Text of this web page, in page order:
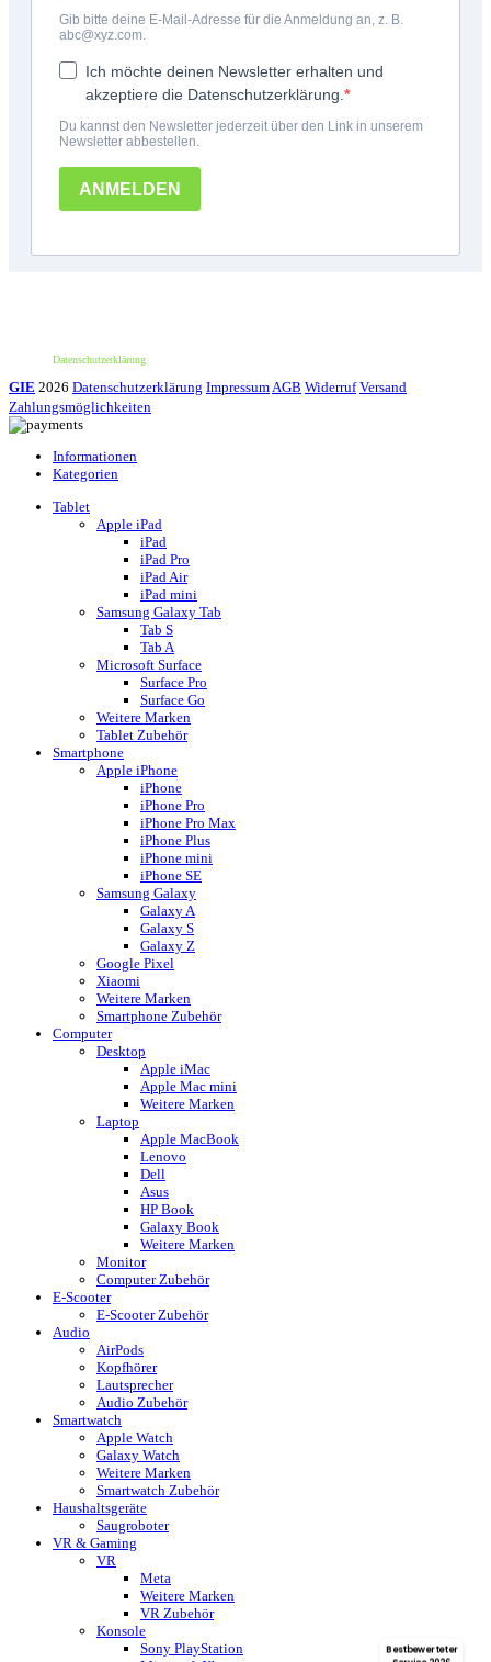
Datenschutzerklärung
GIE 2026 Datenschutzerklärung ImpressumAGB Widerruf Versand
Zahlungsmöglichkeiten
Bestbewerteter
Informationen
Kategorien
Tablet
Apple iPad
iPad
iPad Pro
iPad Air
iPad mini
Samsung Galaxy Tab
Tab S
Tab A
Microsoft Surface
Surface Pro
Surface Go
Weitere Marken
Tablet Zubehör
Smartphone
Apple iPhone
iPhone
iPhone Pro
iPhone Pro Max
iPhone Plus
iPhone mini
iPhone SE
Samsung Galaxy
Galaxy A
Galaxy S
Galaxy Z
Google Pixel
Xiaomi
Weitere Marken
Smartphone Zubehör
Computer
Desktop
Apple iMac
Apple Mac mini
Weitere Marken
Laptop
Apple MacBook
Lenovo
Dell
Asus
HP Book
Galaxy Book
Weitere Marken
Monitor
Computer Zubehör
E-Scooter
E-Scooter Zubehör
Audio
AirPods
Kopfhörer
Lautsprecher
Audio Zubehör
Smartwatch
Apple Watch
Galaxy Watch
Weitere Marken
Smartwatch Zubehör
Haushaltsgeräte
Saugroboter
VR & Gaming
VR
Meta
Weitere Marken
VR Zubehör
Konsole
Sony PlayStation